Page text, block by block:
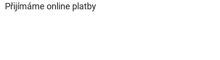
Přijímáme online platby